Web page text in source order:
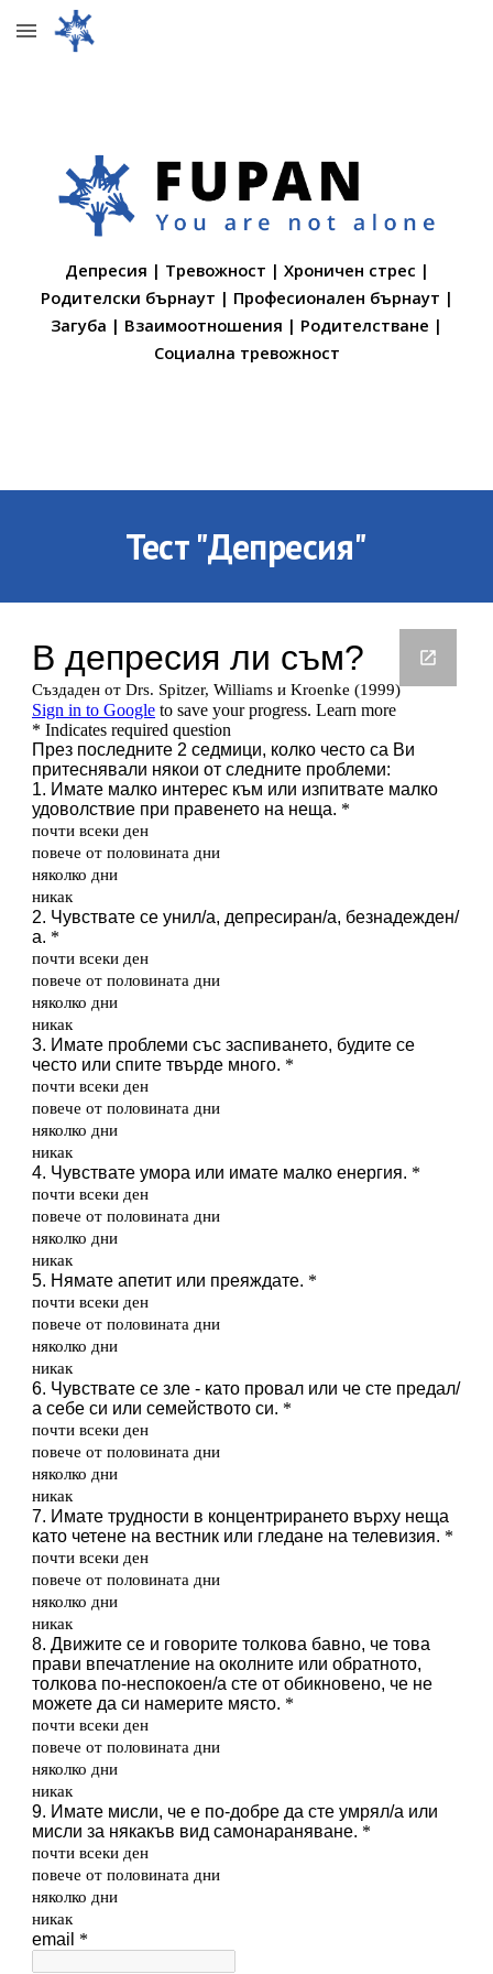
Skip to main content
Депресия | Тревожност | Хроничен стрес |
Родителски бърнаут | Професионален бърнаут |
Загуба | Взаимоотношения | Родителстване |
Социална тревожност
Тест "Депресия"